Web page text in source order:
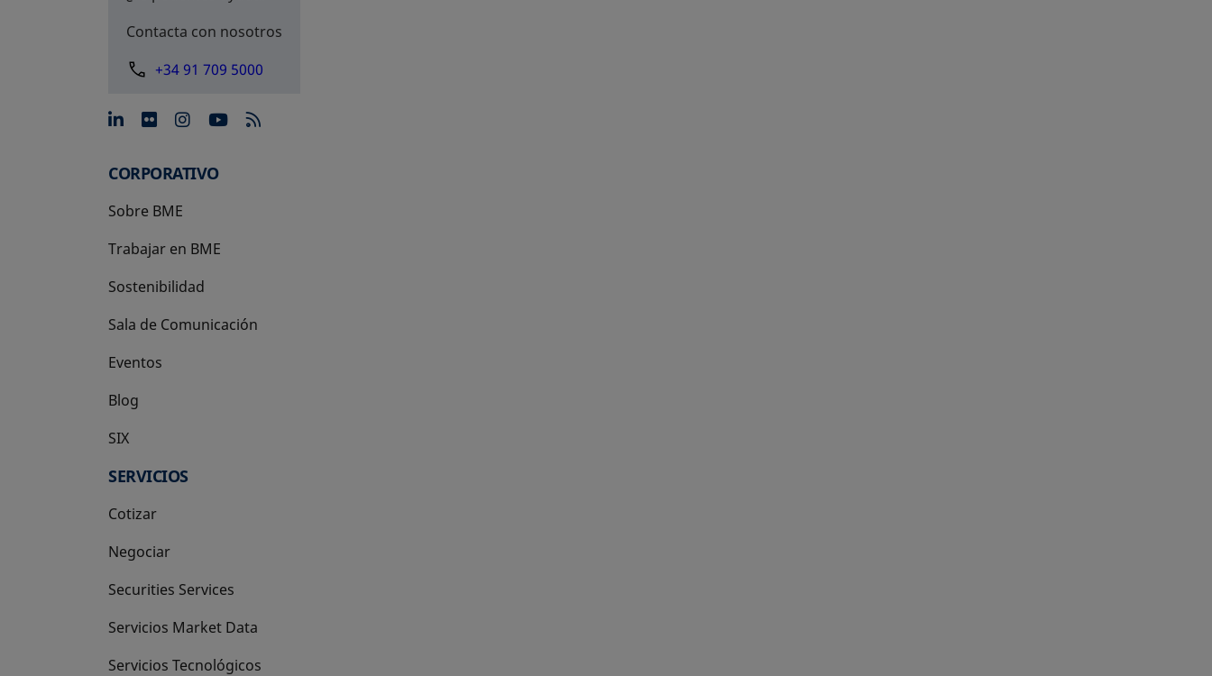
Contacta con nosotros
+34 91 709 5000
se abre en una pestaña nueva
se abre en una pestaña nueva
se abre en una pestaña nueva
se abre en una pestaña nueva
CORPORATIVO
Sobre BME
Trabajar en BME
Sostenibilidad
Sala de Comunicación
Eventos
Blog
SIX
se abre en una pestaña nueva
SERVICIOS
Cotizar
Negociar
Securities Services
Servicios Market Data
Servicios Tecnológicos